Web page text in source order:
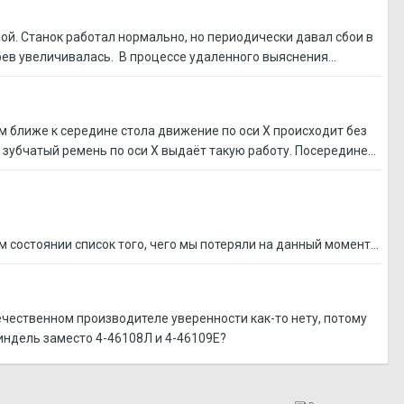
Станок работал нормально, но периодически давал сбои в
увеличивалась. В процессе удаленного выяснения...
к середине стола движение по оси Х происходит без
ремень по оси Х выдаёт такую работу. Посередине...
список того, чего мы потеряли на данный момент...
производителе уверенности как-то нету, потому
заместо 4-46108Л и 4-46109Е?